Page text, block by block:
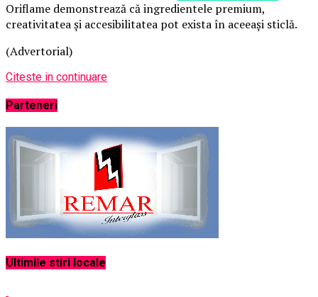
Oriflame demonstrează că ingredientele premium,
creativitatea și accesibilitatea pot exista în aceeași sticlă.
(Advertorial)
Citeste in continuare
Parteneri
Ultimile stiri locale